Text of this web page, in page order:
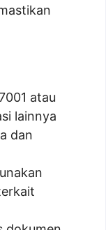
atau
lainnya
dan